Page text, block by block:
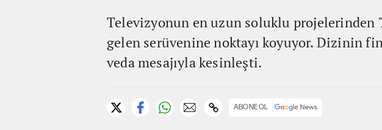
Televizyonun en uzun soluklu projelerinden
gelen serüvenine noktayı koyuyor. Dizinin
veda mesajıyla kesinleşti.
ABONE OL